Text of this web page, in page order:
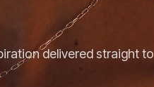
delivered straight to